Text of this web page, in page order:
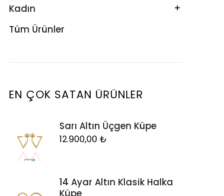
Kolye
Künye
Kelepçe
Künye
Kadın
Bileklik
Küpe
Piercing
Şahmeran
Tüm Ürünler
EN ÇOK SATAN ÜRÜNLER
Sarı Altın Üçgen Küpe
12.900,00 ₺
14 Ayar Altın Klasik Halka
Küpe